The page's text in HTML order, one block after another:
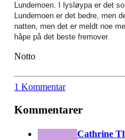
Lundemoen. I lysløypa er det
Lundemoen er det bedre, men
natten, men det er meldt noe
håpe på det beste fremover
Notto
1 Kommentar
Kommentarer
Cathrine